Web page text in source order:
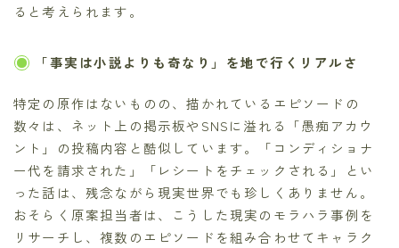
ると考えられます。
「事実は小説よりも奇なり」を地で行くリアルさ
特定の原作はないものの、描かれているエピソードの
数々は、ネット上の掲示板やSNSに溢れる「愚痴アカウ
ント」の投稿内容と酷似しています。「コンディショナ
ー代を請求された」「レシートをチェックされる」とい
った話は、残念ながら現実世界でも珍しくありません。
おそらく原案担当者は、こうした現実のモラハラ事例を
リサーチし、複数のエピソードを組み合わせてキャラク